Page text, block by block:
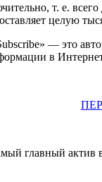
т. е.
целую
— это
в
главный